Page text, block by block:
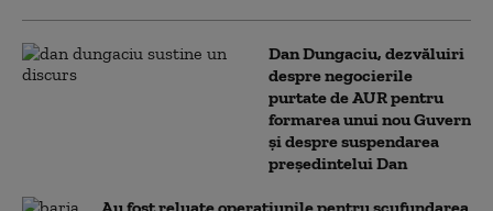
Dan Dungaciu, dezvăluiri
despre negocierile
purtate de AUR pentru
formarea unui nou Guvern
și despre suspendarea
președintelui Dan